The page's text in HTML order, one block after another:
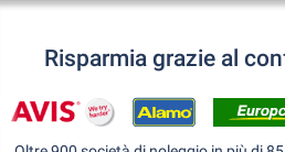
Risparmia grazie al